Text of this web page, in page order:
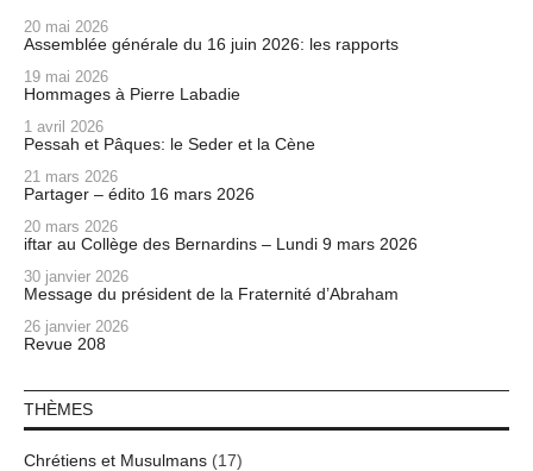
20 mai 2026
Assemblée générale du 16 juin 2026: les rapports
19 mai 2026
Hommages à Pierre Labadie
1 avril 2026
Pessah et Pâques: le Seder et la Cène
21 mars 2026
Partager – édito 16 mars 2026
20 mars 2026
iftar au Collège des Bernardins – Lundi 9 mars 2026
30 janvier 2026
Message du président de la Fraternité d’Abraham
26 janvier 2026
Revue 208
THÈMES
Chrétiens et Musulmans (17)